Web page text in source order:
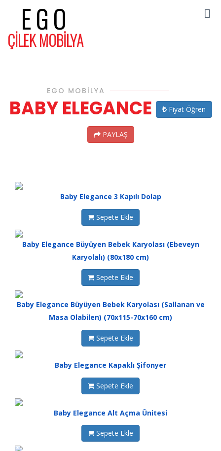
EGO
ÇİLEK MOBİLYA
EGO MOBİLYA
BABY ELEGANCE Fiyat Öğren
PAYLAŞ
Baby Elegance 3 Kapılı Dolap
Sepete Ekle
Baby Elegance Büyüyen Bebek Karyolası (Ebeveyn
Karyolalı) (80x180 cm)
Sepete Ekle
Baby Elegance Büyüyen Bebek Karyolası (Sallanan ve
Masa Olabilen) (70x115-70x160 cm)
Sepete Ekle
Baby Elegance Kapaklı Şifonyer
Sepete Ekle
Baby Elegance Alt Açma Ünitesi
Sepete Ekle